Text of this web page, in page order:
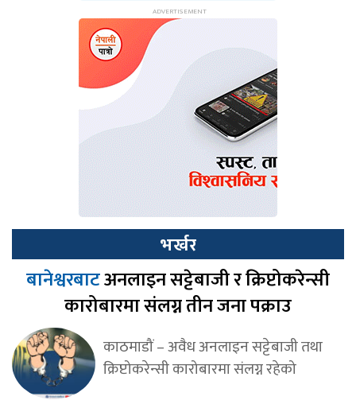
भर्खर
बानेश्वरबाटअनलाइन सट्टेबाजी र क्रिप्टोकरेन्सी
कारोबारमा संलग्न तीन जना पक्राउ
काठमाडौं – अवैध अनलाइन सट्टेबाजी तथा
क्रिप्टोकरेन्सी कारोबारमा संलग्न रहेको